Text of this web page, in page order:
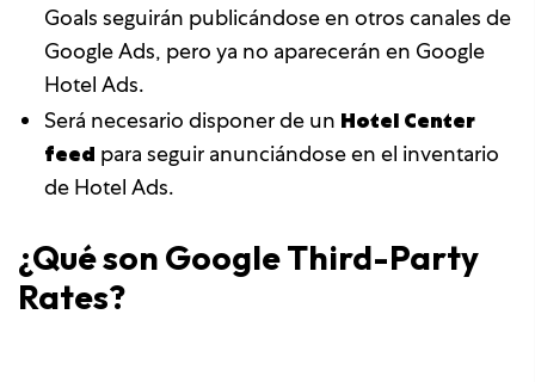
Goals seguirán publicándose en otros canales de
Google Ads, pero ya no aparecerán en Google
Hotel Ads.
Será necesario disponer de un Hotel Center
feed para seguir anunciándose en el inventario
de Hotel Ads.
¿Qué son Google Third-Party
Rates?